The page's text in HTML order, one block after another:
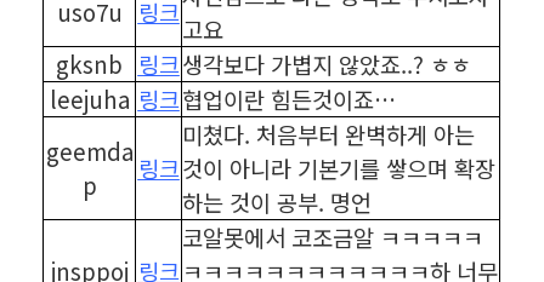
uso7u
링크
고요
gksnb 링크생각보다 가볍지 않았죠..? ㅎㅎ
leejuha 링크협업이란 힘든것이죠…
geemda
p
링크
미쳤다. 처음부터 완벽하게 아는
것이 아니라 기본기를 쌓으며 확장
하는 것이 공부. 명언
jnsppoj 링크
코알못에서 코조금알 ㅋㅋㅋㅋㅋ
ㅋㅋㅋㅋㅋㅋㅋㅋㅋㅋㅋㅋ하 너무